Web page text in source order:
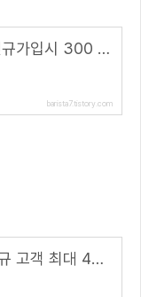
앱테크, 베리스토어 신규가입시 300 BERRY 지급(~7.31)( 추천 코드 : 9b4fe89f )
barista7.tistory.com
앱테크, GS SHOP 신규 고객 최대 45,000원 혜택(추천코드 : winhunt)